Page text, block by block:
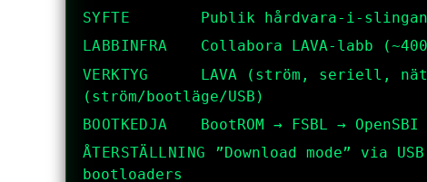
SYFTE
Publik hårdvara-i-
LABBINFRA
Collabora LAVA-labb
VERKTYG
LAVA (ström, seriell,
(ström/bootläge/USB)
BOOTKEDJA
BootROM → FSBL →
ÅTERSTÄLLNING
”Download mode” via
bootloaders